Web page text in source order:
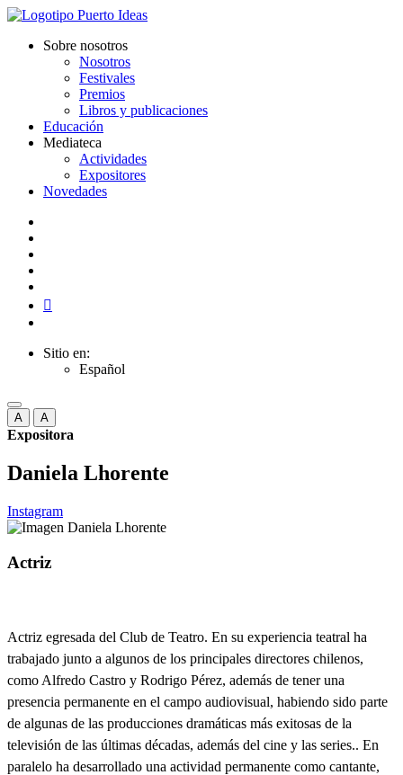
Sobre nosotros
Nosotros
Festivales
Premios
Libros y publicaciones
Educación
Mediateca
Actividades
Expositores
Novedades
Sitio en:
Español
A A
Expositora
Daniela Lhorente
Instagram
Actriz
Actriz egresada del Club de Teatro. En su experiencia teatral ha
trabajado junto a algunos de los principales directores chilenos,
como Alfredo Castro y Rodrigo Pérez, además de tener una
presencia permanente en el campo audiovisual, habiendo sido parte
de algunas de las producciones dramáticas más exitosas de la
televisión de las últimas décadas, además del cine y las series.. En
paralelo ha desarrollado una actividad permanente como cantante,